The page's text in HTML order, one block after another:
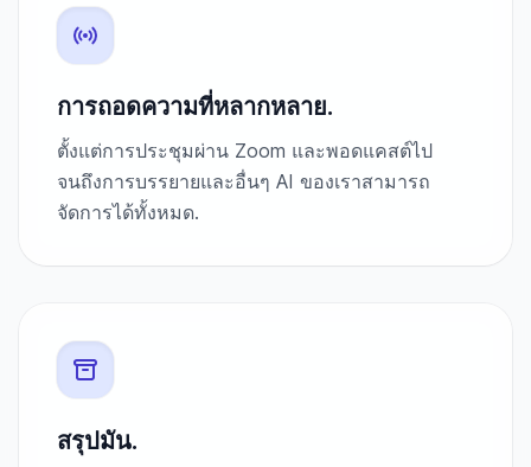
การถอดความที่หลากหลาย.
ตั้งแต่การประชุมผ่าน Zoom และพอดแคสต์ไป
จนถึงการบรรยายและอื่นๆ AI ของเราสามารถ
จัดการได้ทั้งหมด.
สรุปมัน.